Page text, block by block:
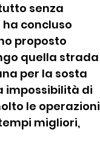
senza
concluso
proposto
quella strada
per la sosta
impossibilità di
le operazioni
migliori,